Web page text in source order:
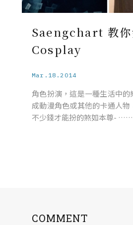
Saengchart 教你
Cosplay
Mar.18.2014
角色扮演，這是一種生活中
成動漫角色或其他的卡通人
不少錢才能扮的煞如本尊- ……
COMMENT